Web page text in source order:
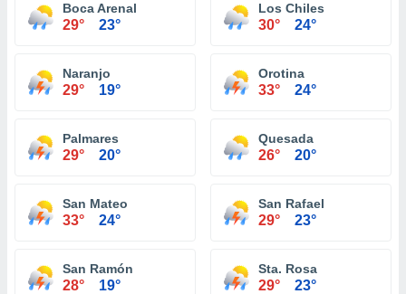
Boca Arenal
29° 23°
Los Chiles
30° 24°
Naranjo
29° 19°
Orotina
33° 24°
Palmares
29° 20°
Quesada
26° 20°
San Mateo
33° 24°
San Rafael
29° 23°
San Ramón
28° 19°
Sta. Rosa
29° 23°